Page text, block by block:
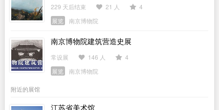
229 天后结束 21 人
4
展览
南京博物院
南京博物院建筑营造史展
常设展 146 人
4
展览
南京博物院
附近的展馆
江苏省美术馆